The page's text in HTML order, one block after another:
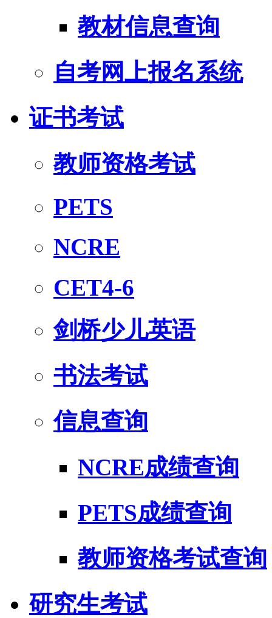
教材信息查询
自考网上报名系统
证书考试
教师资格考试
PETS
NCRE
CET4-6
剑桥少儿英语
书法考试
信息查询
NCRE成绩查询
PETS成绩查询
教师资格考试查询
研究生考试